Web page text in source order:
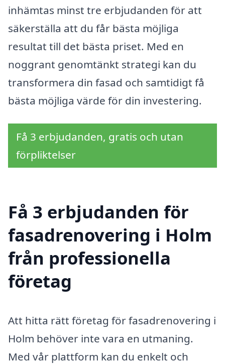
inhämtas minst tre erbjudanden för att
säkerställa att du får bästa möjliga
resultat till det bästa priset. Med en
noggrant genomtänkt strategi kan du
transformera din fasad och samtidigt få
bästa möjliga värde för din investering.
Få 3 erbjudanden, gratis och utan
förpliktelser
Få 3 erbjudanden för
fasadrenovering i Holm
från professionella
företag
Att hitta rätt företag för fasadrenovering i
Holm behöver inte vara en utmaning.
Med vår plattform kan du enkelt och